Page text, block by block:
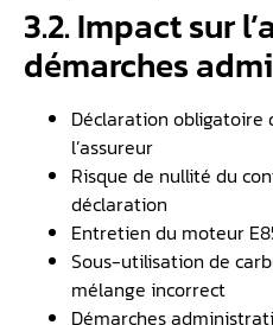
3.2. Impact sur
démarches
Déclaration obligatoire
l’assureur
Risque de nullité du
déclaration
Entretien du moteur
Sous-utilisation de
mélange incorrect
Démarches